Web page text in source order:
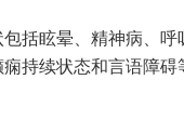
括眩晕、精神病、
持续状态和言语障